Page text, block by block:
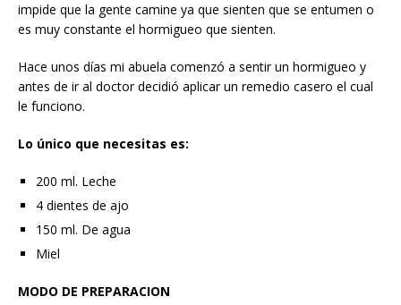
impide que la gente camine ya que sienten que se entumen o
es muy constante el hormigueo que sienten.
Hace unos días mi abuela comenzó a sentir un hormigueo y
antes de ir al doctor decidió aplicar un remedio casero el cual
le funciono.
Lo único que necesitas es:
200 ml. Leche
4 dientes de ajo
150 ml. De agua
Miel
MODO DE PREPARACION